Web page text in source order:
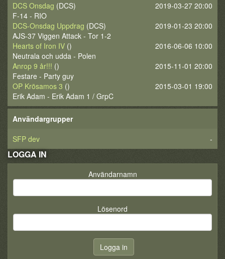
2019-03-27 20:00
DCS Onsdag (DCS)
F-14 - RIO
2019-01-23 20:00
DCS-Onsdag Uppdrag (DCS)
AJS-37 Viggen Attack - Tor 1-2
2016-06-06 10:00
Hearts of Iron IV ()
Neutrala och udda - Polen
2015-11-01 20:00
Anrop 9 år!!! ()
Festare - Party guy
2015-03-01 19:00
OP Krösamos 3 ()
Erik Adam - Erik Adam 1 / GrpC
Användargrupper
SFP dev
-
LOGGA IN
Användarnamn
Lösenord